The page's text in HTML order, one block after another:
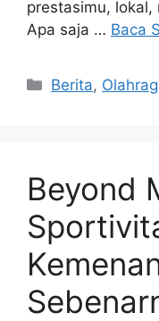
prestasimu, lokal,
Apa saja … Baca
Kategori
Berita,
Beyond